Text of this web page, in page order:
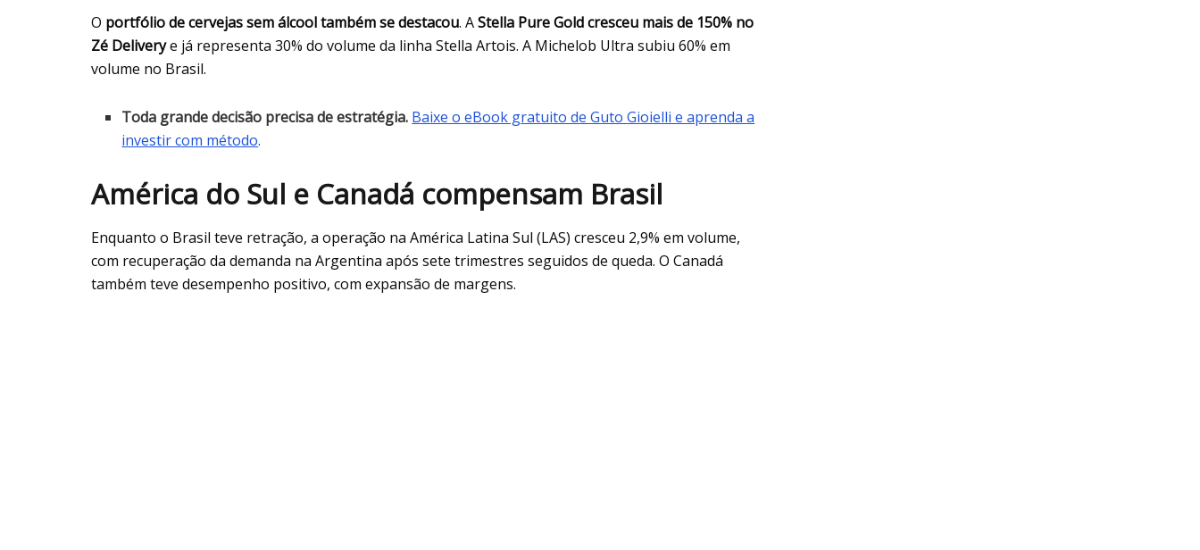
O portfólio de cervejas sem álcool também se destacou. AStella Pure Gold cresceu mais de 150% no
Zé Deliverye já representa 30% do volume da linha Stella Artois. A Michelob Ultra subiu 60% em
volume no Brasil.
Toda grande decisão precisa de estratégia. Baixe o eBook gratuito de Guto Gioielli e aprenda a
investir com método.
América do Sul e Canadá compensam Brasil
Enquanto o Brasil teve retração, a operação na América Latina Sul (LAS) cresceu 2,9% em volume,
com recuperação da demanda na Argentina após sete trimestres seguidos de queda. O Canadá
também teve desempenho positivo, com expansão de margens.